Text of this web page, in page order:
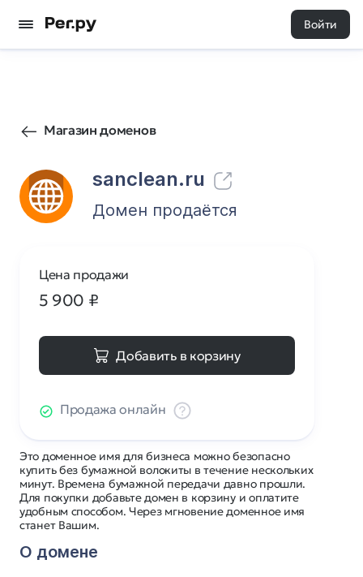
Войти
Магазин доменов
sanclean.ru
12 0
Домен продаётся
Это доменное имя для бизнеса можно безопасно
купить без бумажной волокиты в течение нескольких
минут. Времена бумажной передачи давно прошли.
Для покупки добавьте домен в корзину и оплатите
удобным способом. Через мгновение доменное имя
станет Вашим.
О домене
Цена продажи
5 900 ₽
Добавить в корзину
Продажа онлайн